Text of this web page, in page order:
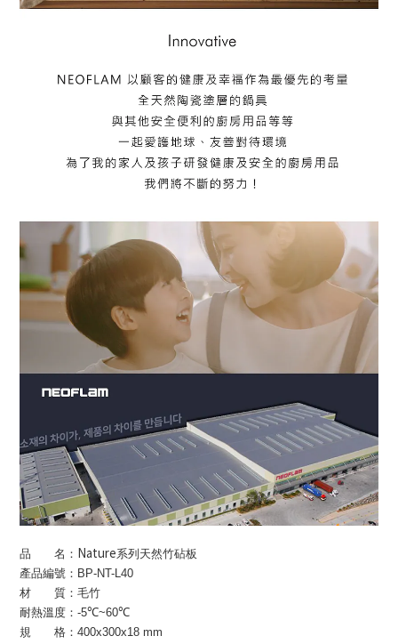
品 名： Nature系列天然竹砧板
產品編號： BP-NT-L40
材 質：毛竹
耐熱溫度： -5℃~60℃
規 格： 400x300x18 mm